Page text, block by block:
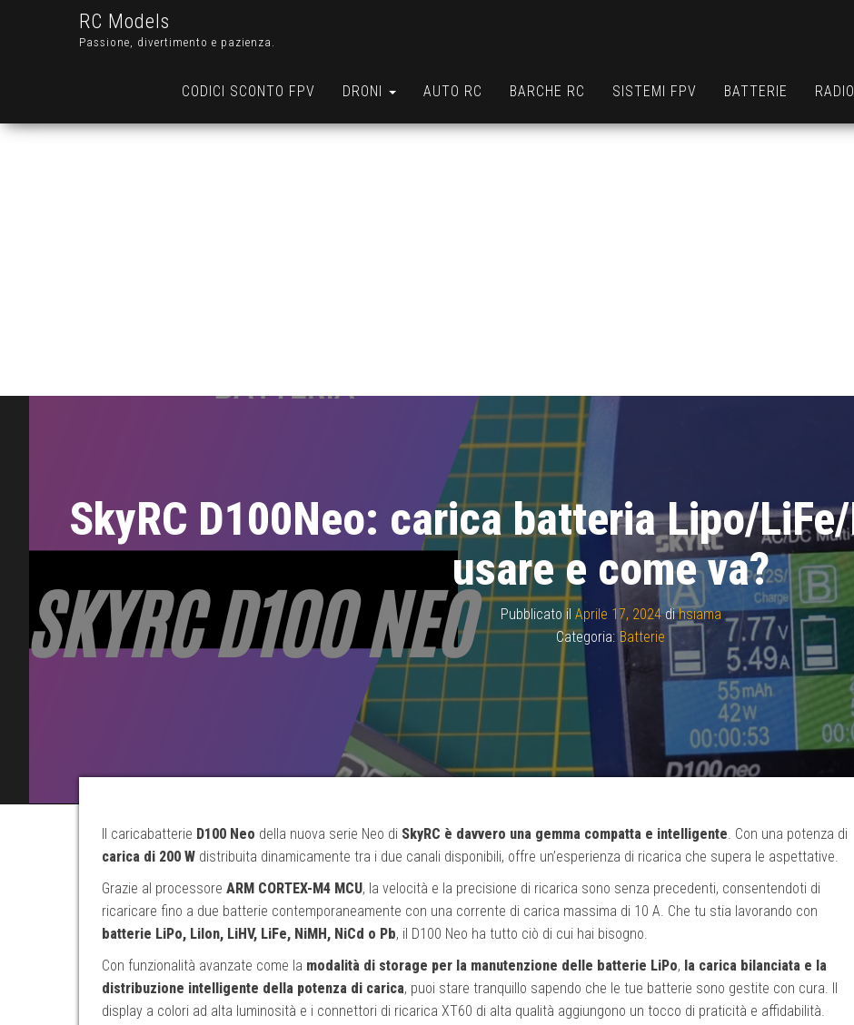
RC Models
Passione, divertimento e pazienza.
CODICI SCONTO FPV DRONI AUTO RC BARCHE RC SISTEMI FPV BATTERIE
SkyRC D100Neo: carica batteria Lipo/
usare e come va?
Pubblicato il Aprile 17, 2024dihsiama
Categoria: Batterie
Il caricabatterie D100 Neo della nuova serie Neo di SkyRC è davvero una gemma compatta e intelligente. Con una potenza di
carica di 200 W distribuita dinamicamente tra i due canali disponibili, offre un’esperienza di ricarica che supera le aspettative.
Grazie al processore ARM CORTEX-M4 MCU, la velocità e la precisione di ricarica sono senza precedenti, consentendoti di
ricaricare fino a due batterie contemporaneamente con una corrente di carica massima di 10 A. Che tu stia lavorando con
batterie LiPo, LiIon, LiHV, LiFe, NiMH, NiCd o Pb, il D100 Neo ha tutto ciò di cui hai bisogno.
Con funzionalità avanzate come la modalità di storage per la manutenzione delle batterie LiPo, la carica bilanciata e la
distribuzione intelligente della potenza di carica, puoi stare tranquillo sapendo che le tue batterie sono gestite con cura. Il
display a colori ad alta luminosità e i connettori di ricarica XT60 di alta qualità aggiungono un tocco di praticità e affidabilità.